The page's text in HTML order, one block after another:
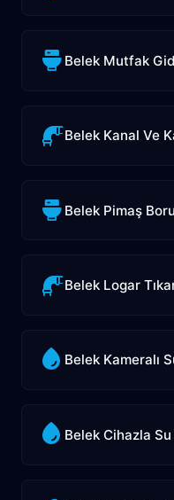
Belek Mutfak
Belek Kanal Ve
Belek Pimaş Boru
Belek Logar
Belek Kameralı
Belek Cihazla Su